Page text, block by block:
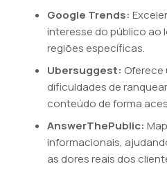
Google Trends:
interesse do público ao
regiões específicas.
Ubersuggest: Oferece
dificuldades de
conteúdo de forma
AnswerThePublic:
informacionais,
as dores reais dos